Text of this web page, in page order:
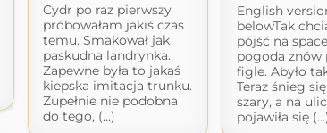
Cydr po raz pierwszy
próbowałam jakiś czas
temu. Smakował jak
paskudna landrynka.
Zapewne była to jakaś
kiepska imitacja trunku.
Zupełnie nie podobna
do tego, (...)
English
belowTak
pójść na
pogoda znów
figle. Abyło
Teraz śnieg
szary, a na
pojawiła się (...)